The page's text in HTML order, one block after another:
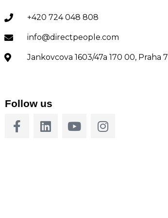
+420 724 048 808
info@directpeople.com
Jankovcova 1603/47a 170 00, Praha 7
Follow us